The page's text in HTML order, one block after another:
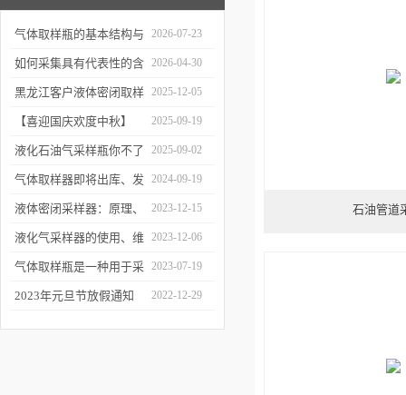
气体取样瓶的基本结构与
工作逻辑是什么？
2026-07-23
如何采集具有代表性的含
油水样？——石油类采水
器原理与使用
2026-04-30
黑龙江客户液体密闭取样
器项目顺利交付
2025-12-05
【喜迎国庆欢度中秋】
2025年国庆中秋放假通知
2025-09-19
液化石油气采样瓶你不了
解的知识！
2025-09-02
气体取样器即将出库、发
货！
2024-09-19
液体密闭采样器：原理、
应用和优势
2023-12-15
液化气采样器的使用、维
护与优化
2023-12-06
气体取样瓶是一种用于采
集、贮存和分析气体样品
2023-07-19
2023年元旦节放假通知 2022-12-29
石油管道